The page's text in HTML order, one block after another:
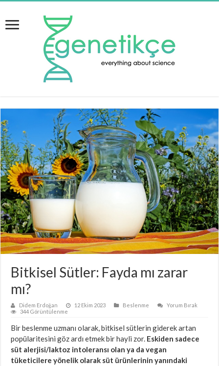
Bitkisel Sütler: Fayda mı zarar
mı?
Didem Erdoğan 12 Ekim 2023 Beslenme
Yorum Bırak
344 Görüntülenme
Bir beslenme uzmanı olarak, bitkisel sütlerin giderek artan
popülaritesini göz ardı etmek bir hayli zor. Eskiden sadece
süt alerjisi/laktoz intoleransı olan ya da vegan
tüketicilere yönelik olarak süt ürünlerinin yanındaki